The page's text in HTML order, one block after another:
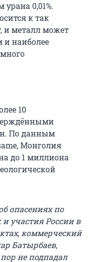
0,01%.
к так
и металл может
и наиболее
10
По данным
Монголия
до 1 миллиона
опасениях по
и участия России в
коммерческий
Батырбаев,
не подпадал